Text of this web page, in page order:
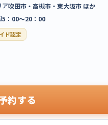
ア吹田市・高槻市・東大阪市 ほか
5：00～20：00
ド認定
約する